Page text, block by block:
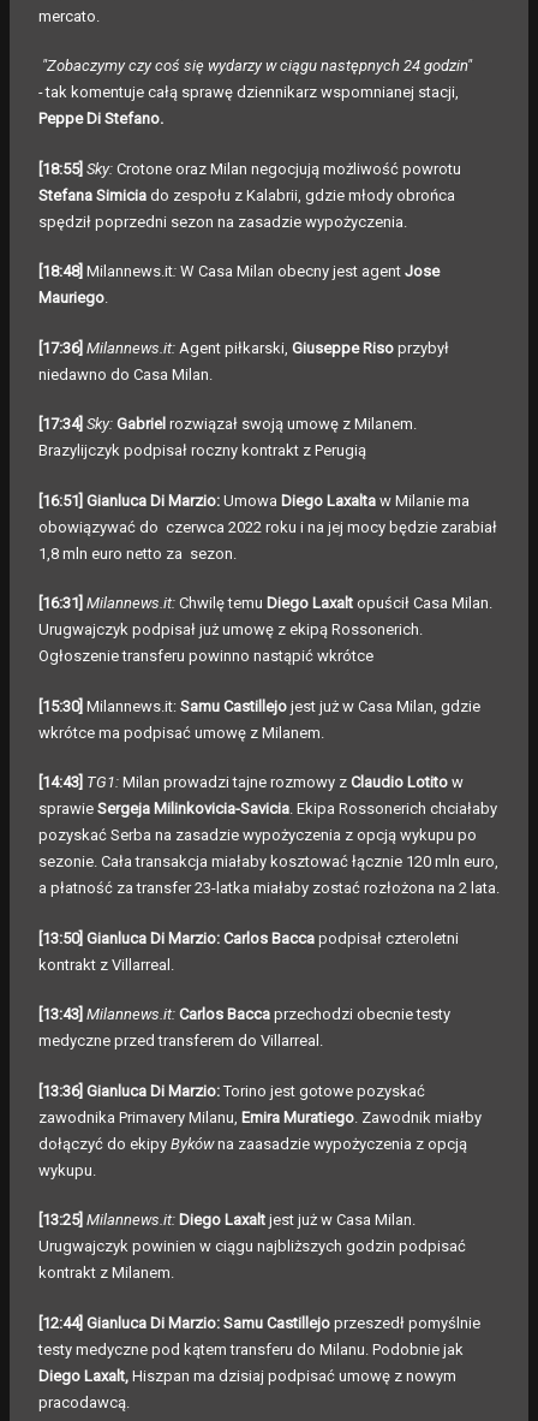
mercato.
"Zobaczymy czy coś się wydarzy w ciągu następnych 24 godzin"
-tak komentuje całą sprawę dziennikarz wspomnianej stacji,
Peppe Di Stefano.
[18:55] Sky: Crotone oraz Milan negocjują możliwość powrotu
Stefana Simicia do zespołu z Kalabrii, gdzie młody obrońca
spędził poprzedni sezon na zasadzie wypożyczenia.
[18:48] Milannews.it: W Casa Milan obecny jest agent Jose
Mauriego.
[17:36] Milannews.it: Agent piłkarski, Giuseppe Riso przybył
niedawno do Casa Milan.
[17:34] Sky: Gabriel rozwiązał swoją umowę z Milanem.
Brazylijczyk podpisał roczny kontrakt z Perugią
[16:51] Gianluca Di Marzio: Umowa Diego Laxalta w Milanie ma
obowiązywać do czerwca 2022 roku i na jej mocy będzie zarabiał
1,8 mln euro netto za sezon.
[16:31] Milannews.it: Chwilę temu Diego Laxalt opuścił Casa Milan.
Urugwajczyk podpisał już umowę z ekipą Rossonerich.
Ogłoszenie transferu powinno nastąpić wkrótce
[15:30] Milannews.it: Samu Castillejo jest już w Casa Milan, gdzie
wkrótce ma podpisać umowę z Milanem.
[14:43] TG1: Milan prowadzi tajne rozmowy z Claudio Lotito w
sprawie Sergeja Milinkovicia-Savicia. Ekipa Rossonerich chciałaby
pozyskać Serba na zasadzie wypożyczenia z opcją wykupu po
sezonie. Cała transakcja miałaby kosztować łącznie 120 mln euro,
a płatność za transfer 23-latka miałaby zostać rozłożona na 2 lata.
[13:50] Gianluca Di Marzio: Carlos Bacca podpisał czteroletni
kontrakt z Villarreal.
[13:43] Milannews.it: Carlos Bacca przechodzi obecnie testy
medyczne przed transferem do Villarreal.
[13:36] Gianluca Di Marzio:Torino jest gotowe pozyskać
zawodnika Primavery Milanu, Emira Muratiego . Zawodnik miałby
dołączyć do ekipy Bykówna zaasadzie wypożyczenia z opcją
wykupu.
[13:25] Milannews.it: Diego Laxalt jest już w Casa Milan.
Urugwajczyk powinien w ciągu najbliższych godzin podpisać
kontrakt z Milanem.
[12:44] Gianluca Di Marzio: Samu Castillejo przeszedł pomyślnie
testy medyczne pod kątem transferu do Milanu. Podobnie jak
Diego Laxalt, Hiszpan ma dzisiaj podpisać umowę z nowym
pracodawcą.